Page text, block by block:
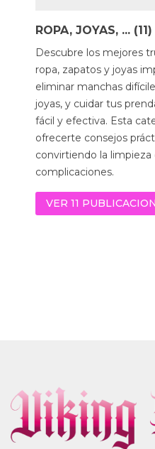
ROPA, JOYAS, ... (11)
Descubre los mejores
ropa, zapatos y joyas
eliminar manchas
joyas, y cuidar tus
fácil y efectiva. Esta
ofrecerte consejos
convirtiendo la limpieza
complicaciones.
VER 11